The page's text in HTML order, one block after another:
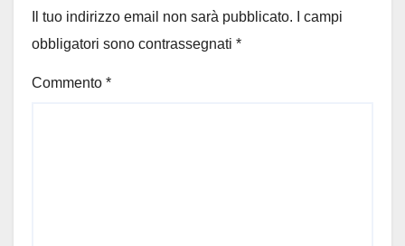
Il tuo indirizzo email non sarà pubblicato.
I campi
obbligatori sono contrassegnati *
Commento *